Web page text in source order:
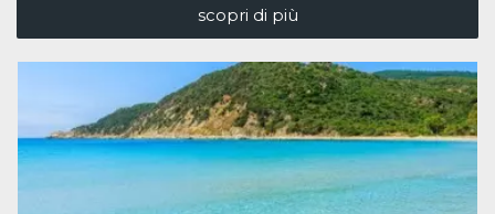
scopri di più